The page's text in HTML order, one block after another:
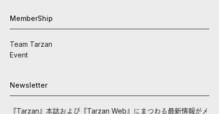
MemberShip
Team Tarzan
Event
Newsletter
『Tarzan』本誌および『Tarzan Web』にまつわる最新情報がメ